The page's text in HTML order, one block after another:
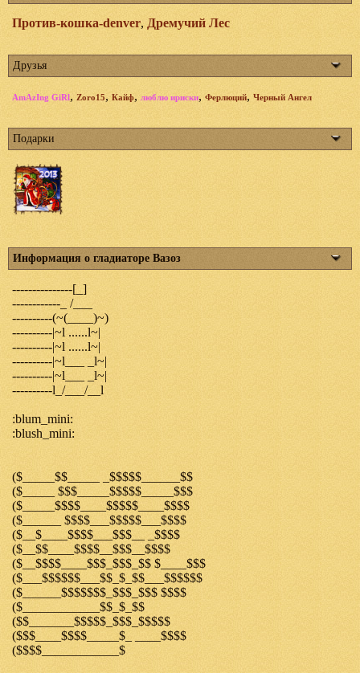
Против-кошка-denver, Дремучий Лес
Друзья
AmAzIng GiRl, Zoro15, Кайф, люблю ириски, Ферлюций, Черный Ангел
Подарки
Информация о гладиаторе Вазоз
---------------[_]
------------_ /___
----------(~(____)~)
----------|~l ......l~|
----------|~l ......l~|
----------|~l___ _l~|
----------|~l___ _l~|
----------l_/___/__l
:blum_mini:
:blush_mini:
($_____$$_____ _$$$$$______$$
($_____ $$$_____$$$$$_____$$$
($_____$$$$____$$$$$____$$$$
($______ $$$$___$$$$$___$$$$
($__$____$$$$___$$$__ _$$$$
($__$$____$$$$__$$$__$$$$
($__$$$$____$$$_$$$_$$ $____$$$
($___$$$$$$___$$_$_$$___$$$$$$
($______$$$$$$$_$$$_$$$ $$$$
($____________$$_$_$$
($$_______$$$$$_$$$_$$$$$
($$$____$$$$_____$_ ____$$$$
($$$$____________$